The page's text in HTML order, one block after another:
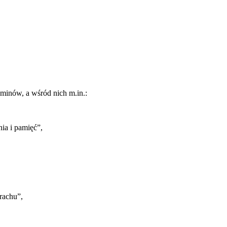
a wśród nich m.in.:
i pamięć”,